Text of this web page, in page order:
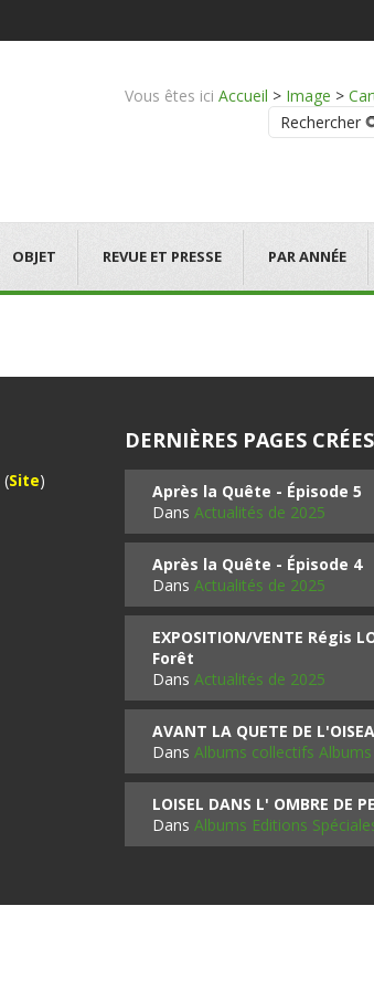
Vous êtes ici Accueil > Image >
Rechercher
OBJET REVUE ET PRESSE PAR ANNÉE
(Site)
DERNIÈRES PAGES
Après la Quête - Épisode 5
Dans Actualités de 2025
Après la Quête - Épisode 4
Dans Actualités de 2025
EXPOSITION/VENTE Régis
Forêt
Dans Actualités de 2025
AVANT LA QUETE DE
Dans Albums collectifs
LOISEL DANS L' OMBRE DE
Dans Albums Editions